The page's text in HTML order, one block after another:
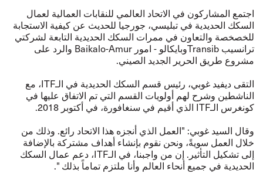
اجتمع المشاركون في الاتحاد العالمي للنقابات العمالية لعمال
السكك الحديدية في تبليسي، جورجيا للحديث عن كيفية الاستجابة
للخصخصة والتعاون في ممرات السكك الحديدية التابعة لشركتي
ترانسيب Transibوبايكالو - امور Baikalo-Amur والرد على
مشروع طريق الحرير الجديد الصيني.
التقى ديفيد غوبي، رئيس قسم السكك الحديدية في الـITF، مع
الناشطين وشرح لهم أولويات القسم التي تم الاتفاق عليها في
كونغرس الـITF الذي أقيم في سنغافورة، في أكتوبر 2018.
وقال السيد غوبي: "العمل الذي أنجزه هذا الاتحاد رائع. وذلك من
خلال العمل سويةً، ونحن نقوم بإنشاء أهداف مشتركة بالإضافة
إلى تشكيل التأثير. إن من واجبنا، في الـITF، دعم عمال السكك
الحديدية في جميع أنحاء العالم وأنا ملتزم تماماً بذلك ".